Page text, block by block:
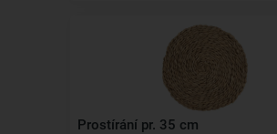
Prostírání pr. 35 cm